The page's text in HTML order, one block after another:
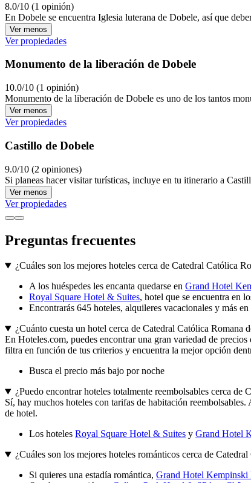
8.0/10 (1 opinión)
En Dobele se encuentra Iglesia luterana de Dobele, así que
Ver menos
Ver propiedades
Monumento de la liberación de Dobele
10.0/10 (1 opinión)
Monumento de la liberación de Dobele es uno de los tantos
Ver menos
Ver propiedades
Castillo de Dobele
9.0/10 (2 opiniones)
Si planeas hacer visitar turísticas, incluye en tu itinerario a
Ver menos
Ver propiedades
Preguntas frecuentes
¿Cuáles son los mejores hoteles cerca de Catedral Católica
A los huéspedes les encanta quedarse en Grand Hotel
Royal Square Hotel & Suites, hotel que se encuentra en
Encontrarás 645 hoteles, alquileres vacacionales y más en
¿Cuánto cuesta un hotel cerca de Catedral Católica Romana
En Hoteles.com, puedes encontrar una gran variedad de
filtra en función de tus criterios y encuentra la mejor opción
Busca el precio más bajo por noche
¿Puedo encontrar hoteles totalmente reembolsables cerca
Sí, hay muchos hoteles con tarifas de habitación
de hotel.
Los hoteles Royal Square Hotel & Suites y Grand Hotel
¿Cuáles son los mejores hoteles románticos cerca de
Si quieres una estadía romántica, Grand Hotel Kempinski